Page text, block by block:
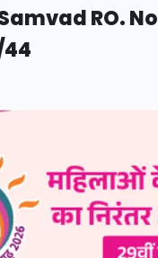
RO. No
44